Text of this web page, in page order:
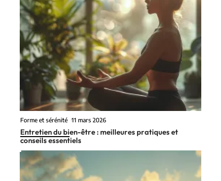
Forme et sérénité 11 mars 2026
Entretien du bien-être : meilleures pratiques et
conseils essentiels